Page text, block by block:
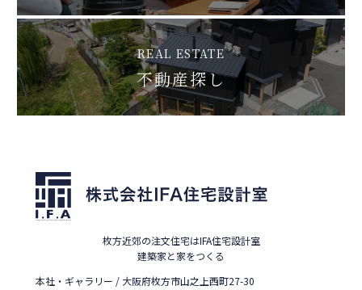
REAL ESTATE
不動産探し
枚方近郊の注文住宅はIFA住宅設計室
建築家と家をつくる
本社・ギャラリー / 大阪府枚方市山之上西町27-30